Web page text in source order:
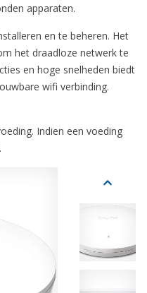
apparaten.
en te beheren. Het
het draadloze netwerk te
en hoge snelheden biedt
wifi verbinding.
Indien een voeding